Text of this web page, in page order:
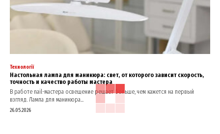
Технології
Настольная лампа для маникюра: свет, от которого зависит скорость,
точность и качество работы мастера
В работе nail-мастера освещение решает больше, чем кажется на первый
взгляд. Лампа для маникюра...
26.05.2026